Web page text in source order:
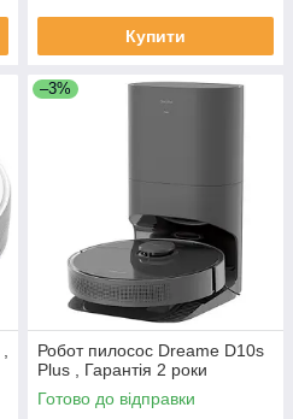
Купити
–3%
Робот пилосос Dreame D10s
Plus , Гарантія 2 роки
Готово до відправки